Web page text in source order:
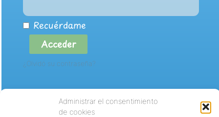
Administrar el consentimiento
de cookies
Recuérdame
Acceder
¿Olvidó su contraseña?